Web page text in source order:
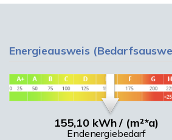
Energieausweis
155,10 kWh / (m²*a)
Endenergiebedarf